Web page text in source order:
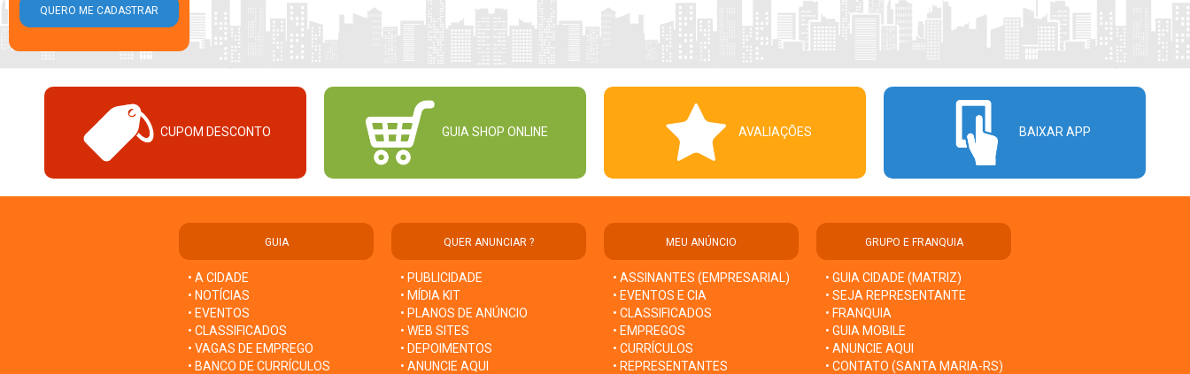
CUPOM DESCONTO GUIA SHOP ONLINE AVALIAÇÕES BAIXAR APP
GUIA
• A CIDADE
• NOTÍCIAS
• EVENTOS
• CLASSIFICADOS
• VAGAS DE EMPREGO
• BANCO DE CURRÍCULOS
QUER ANUNCIAR ?
• PUBLICIDADE
• MÍDIA KIT
• PLANOS DE ANÚNCIO
• WEB SITES
• DEPOIMENTOS
• ANUNCIE AQUI
MEU ANÚNCIO
• ASSINANTES (EMPRESARIAL)
• EVENTOS E CIA
• CLASSIFICADOS
• EMPREGOS
• CURRÍCULOS
• REPRESENTANTES
GRUPO E FRANQUIA
• GUIA CIDADE (MATRIZ)
• SEJA REPRESENTANTE
• FRANQUIA
• GUIA MOBILE
• ANUNCIE AQUI
• CONTATO (SANTA MARIA-RS)